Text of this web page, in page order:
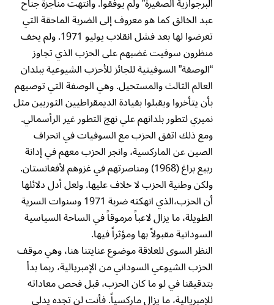
عبد الخالق كما هو معروف إلى الضربة الماحقة التي
تعرضوا لها بعد فشل انقلاب يوليو 1971. ولم يخف
منظرون سوفيت غضبهم على الحزب الذي تجاوز
“الوصفة” السوفيتية للجائز للأحزب الشيوعية ببلدان
العالم الثالث والمستحيل. وهي الوصفة التي توصيهم
بأن يتأخروا ويقبلوا بقيادة الديمقراطيين الثوريين مثل
نميري لتطور بلدانهم علي نهج التطور غير الرأسمالي.
ومع ذلك اتفق الحزب مع السوفيات في انحراف
الصين عن الماركسية، وانجر الحزب معهم في إدانة
ربيع براغ (1968) ومناصرتهم في غزوهم لأفغانستان.
ولكن وطنية الحزب لا خلاف عليها. ولعل أدل دلائلها
أن الحزب،الذي انهكته ضربة 1971 وسنوات السرية
الطويلة، ما يزال لاعباً مرموقاً في الساحة السياسية
السودانية مقبولاً بها ومؤثراً فيها.
النظر السوى للعلاقة موضوع عنايتنا هنا، وهي موقف
الحزب الشيوعي السوداني من الإمبريالية، ربما بدأ
بتدقيقنا في لو ما كان الحزب، قبل فحص معاداته
للإمبريالية، ما يزال ماركسياً. فأنت لن تجده يدلي